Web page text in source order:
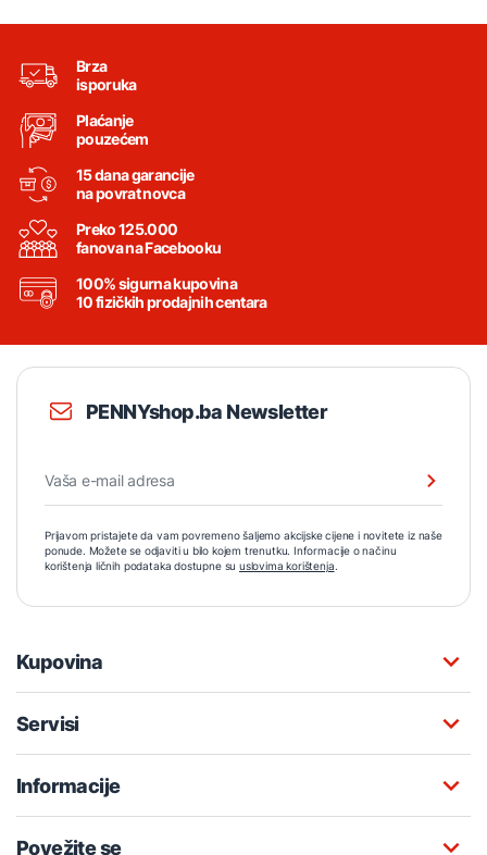
Brza
isporuka
Plaćanje
pouzećem
15 dana garancije
na povrat novca
Preko 125.000
fanova na Facebooku
100% sigurna kupovina
10 fizičkih prodajnih centara
PENNYshop.ba Newsletter
Prijavom pristajete da vam povremeno šaljemo akcijske cijene i novitete iz naše
ponude. Možete se odjaviti u bilo kojem trenutku. Informacije o načinu
korištenja ličnih podataka dostupne su uslovima korištenja.
Kupovina
Servisi
Informacije
Povežite se